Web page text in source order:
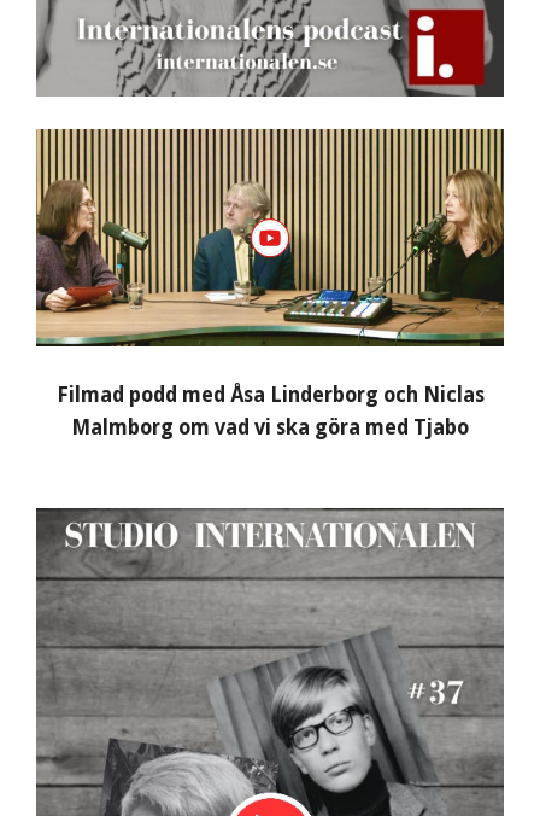
Filmad podd med Åsa Linderborg och Niclas
Malmborg om vad vi ska göra med Tjabo